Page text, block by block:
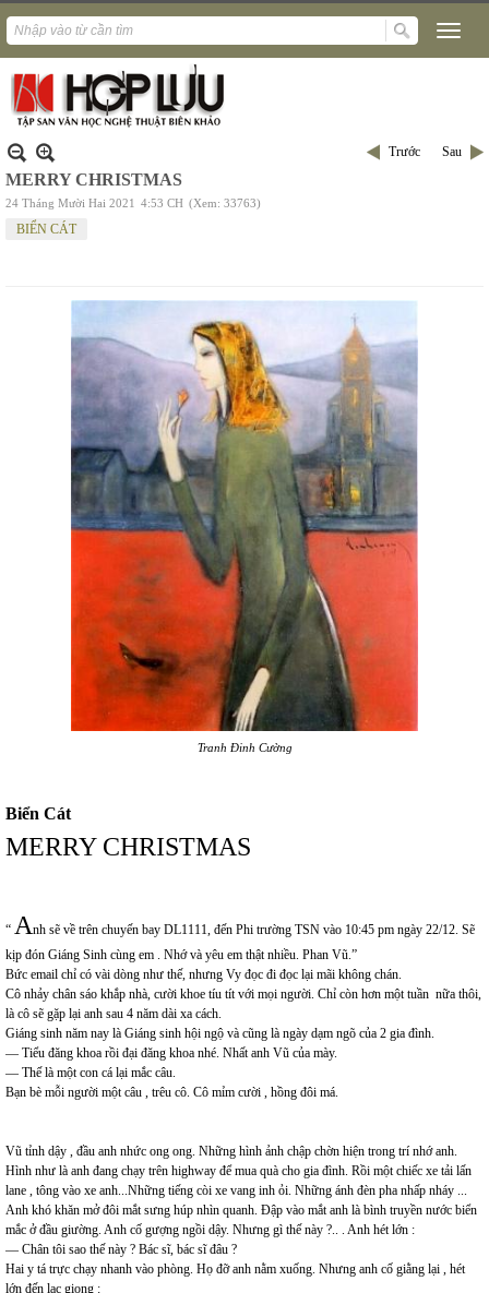
Trước Sau
MERRY CHRISTMAS
24 Tháng Mười Hai 2021 4:53 CH (Xem: 33763)
BIỂN CÁT
Tranh Đinh Cường
Biển Cát
MERRY CHRISTMAS
“ Anh sẽ về trên chuyến bay DL1111, đến Phi trường TSN vào 10:45 pm ngày 22/12. Sẽ
kịp đón Giáng Sinh cùng em . Nhớ và yêu em thật nhiều. Phan Vũ.”
Bức email chỉ có vài dòng như thế, nhưng Vy đọc đi đọc lại mãi không chán.
Cô nhảy chân sáo khắp nhà, cười khoe tíu tít với mọi người. Chỉ còn hơn một tuần nữa thôi,
là cô sẽ gặp lại anh sau 4 năm dài xa cách.
Giáng sinh năm nay là Giáng sinh hội ngộ và cũng là ngày dạm ngõ của 2 gia đình.
— Tiểu đăng khoa rồi đại đăng khoa nhé. Nhất anh Vũ của mày.
— Thế là một con cá lại mắc câu.
Bạn bè mỗi người một câu , trêu cô. Cô mỉm cười , hồng đôi má.
Vũ tỉnh dậy , đầu anh nhức ong ong. Những hình ảnh chập chờn hiện trong trí nhớ anh.
Hình như là anh đang chạy trên highway để mua quà cho gia đình. Rồi một chiếc xe tải lấn
lane , tông vào xe anh...Những tiếng còi xe vang inh ỏi. Những ánh đèn pha nhấp nháy ...
Anh khó khăn mở đôi mắt sưng húp nhìn quanh. Đập vào mắt anh là bình truyền nước biển
mắc ở đầu giường. Anh cố gượng ngồi dậy. Nhưng gì thế này ?.. . Anh hét lớn :
— Chân tôi sao thế này ? Bác sĩ, bác sĩ đâu ?
Hai y tá trực chạy nhanh vào phòng. Họ đỡ anh nằm xuống. Nhưng anh cố giằng lại , hét
lớn đến lạc giọng :